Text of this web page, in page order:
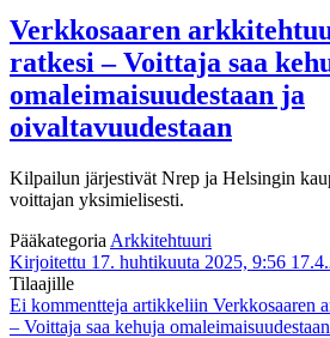
Verkkosaaren
ratkesi – Voittaja saa
omaleimaisuudestaan ja
oivaltavuudestaan
Kilpailun järjestivät Nrep ja Helsingin
voittajan yksimielisesti.
Pääkategoria Arkkitehtuuri
Kirjoitettu 17. huhtikuuta 2025, 9:56
Tilaajille
Ei kommentteja artikkeliin Verkkosaaren
– Voittaja saa kehuja